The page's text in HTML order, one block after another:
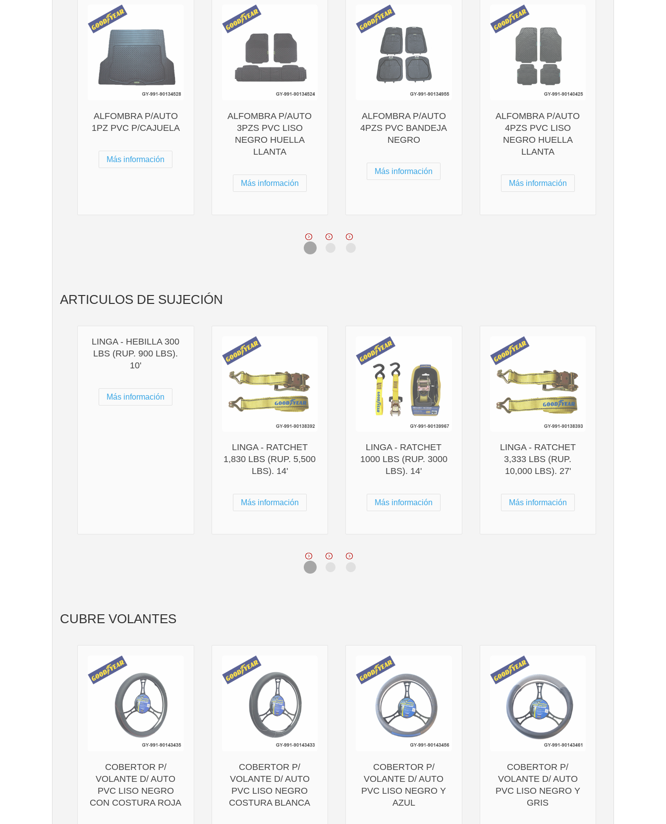
ALFOMBRA P/AUTO
1PZ PVC P/CAJUELA
Más información
ALFOMBRA P/AUTO
3PZS PVC LISO
NEGRO HUELLA
LLANTA
Más información
ALFOMBRA P/AUTO
4PZS PVC BANDEJA
NEGRO
Más información
ALFOMBRA P/AUTO
4PZS PVC LISO
NEGRO HUELLA
LLANTA
Más información
ARTICULOS DE SUJECIÓN
LINGA - HEBILLA 300
LBS (RUP. 900 LBS).
10'
Más información
LINGA - RATCHET
1,830 LBS (RUP. 5,500
LBS). 14'
Más información
LINGA - RATCHET
1000 LBS (RUP. 3000
LBS). 14'
Más información
LINGA - RATCHET
3,333 LBS (RUP.
10,000 LBS). 27'
Más información
CUBRE VOLANTES
COBERTOR P/
VOLANTE D/ AUTO
PVC LISO NEGRO
CON COSTURA ROJA
COBERTOR P/
VOLANTE D/ AUTO
PVC LISO NEGRO
COSTURA BLANCA
COBERTOR P/
VOLANTE D/ AUTO
PVC LISO NEGRO Y
AZUL
COBERTOR P/
VOLANTE D/ AUTO
PVC LISO NEGRO Y
GRIS